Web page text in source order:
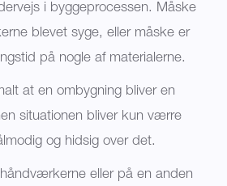
i byggeprocessen. Måske
blevet syge, eller måske er
på nogle af materialerne.
at en ombygning bliver en
situationen bliver kun værre
og hidsig over det.
eller på en anden